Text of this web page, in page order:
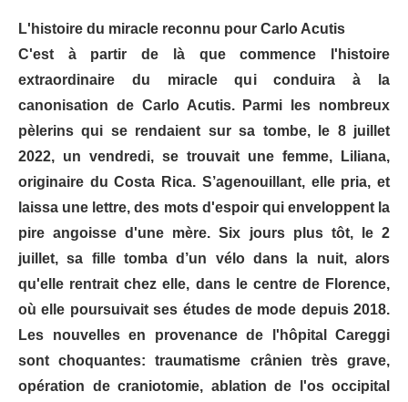
L'histoire du miracle reconnu pour Carlo Acutis
C'est à partir de là que commence l'histoire
extraordinaire du miracle qui conduira à la
canonisation de Carlo Acutis. Parmi les nombreux
pèlerins qui se rendaient sur sa tombe, le 8 juillet
2022, un vendredi, se trouvait une femme, Liliana,
originaire du Costa Rica. S’agenouillant, elle pria, et
laissa une lettre, des mots d'espoir qui enveloppent la
pire angoisse d'une mère. Six jours plus tôt, le 2
juillet, sa fille tomba d’un vélo dans la nuit, alors
qu'elle rentrait chez elle, dans le centre de Florence,
où elle poursuivait ses études de mode depuis 2018.
Les nouvelles en provenance de l'hôpital Careggi
sont choquantes: traumatisme crânien très grave,
opération de craniotomie, ablation de l'os occipital